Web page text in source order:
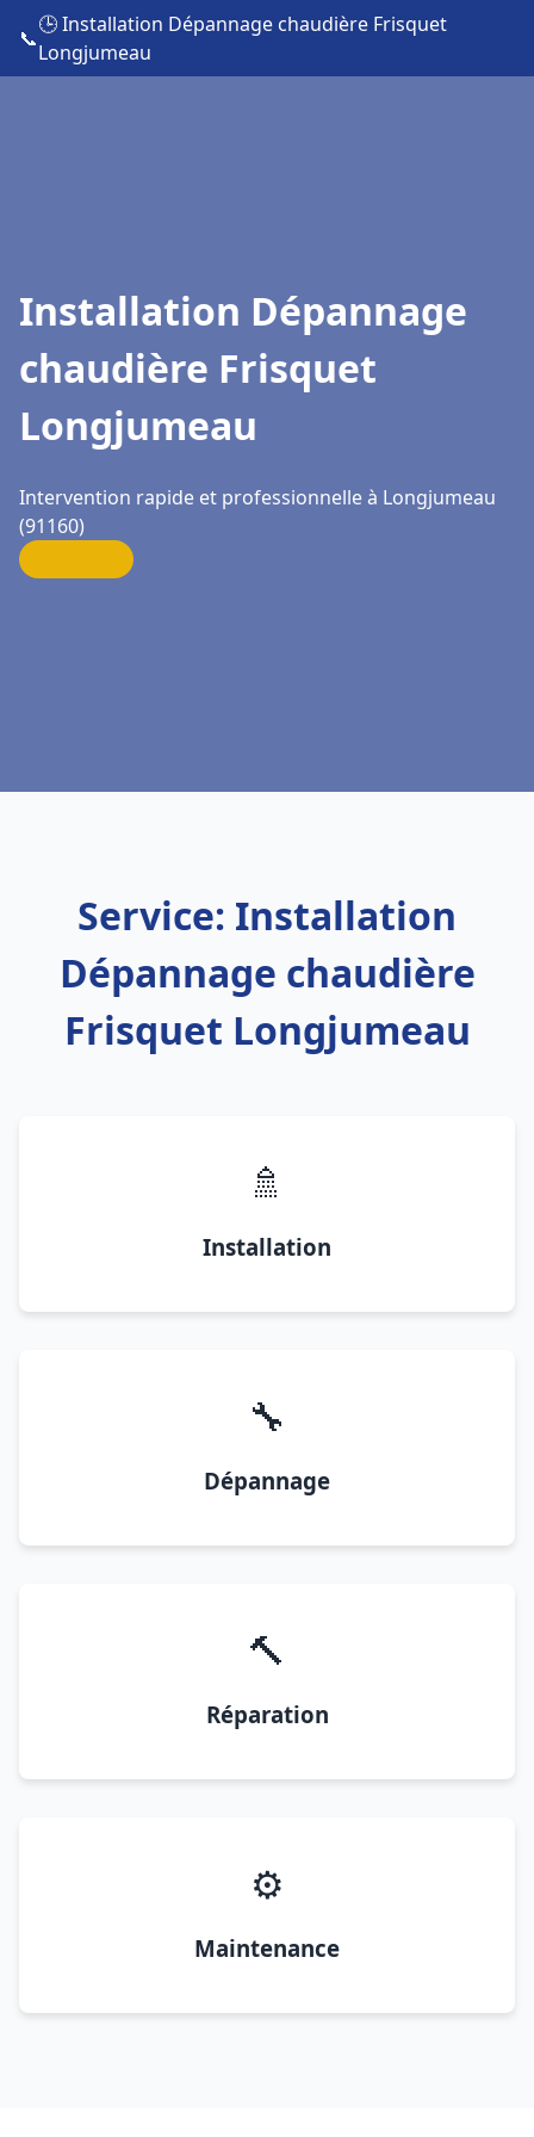
📞
🕒 Installation Dépannage chaudière Frisquet
Longjumeau
Installation Dépannage
chaudière Frisquet
Longjumeau
Intervention rapide et professionnelle à Longjumeau
(91160)
Service: Installation
Dépannage chaudière
Frisquet Longjumeau
🚿
Installation
🔧
Dépannage
🔨
Réparation
⚙️
Maintenance